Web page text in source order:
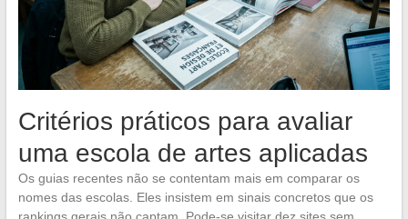
Critérios práticos para avaliar
uma escola de artes aplicadas
Os guias recentes não se contentam mais em comparar os
nomes das escolas. Eles insistem em sinais concretos que os